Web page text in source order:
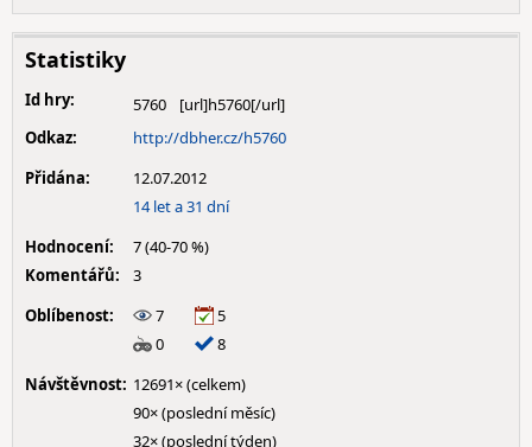
Statistiky
Id hry:
5760
Odkaz:
http://dbher.cz/h5760
Přidána:
12.07.2012
14 let a 31 dní
Hodnocení:
7 (40-70 %)
Komentářů:
3
Oblíbenost:
7
5
0
8
Návštěvnost: 12691× (celkem)
90× (poslední měsíc)
32× (poslední týden)